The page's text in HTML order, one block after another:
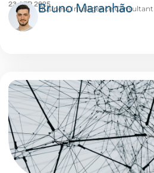
23 ABR 2025Bruno Maranhão
Business Intelligence Consultant